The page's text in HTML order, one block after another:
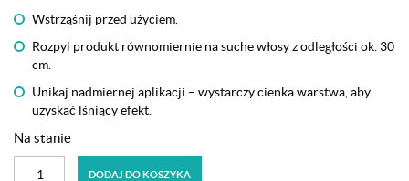
Wstrząśnij przed użyciem.
Rozpyl produkt równomiernie na suche włosy z odległości ok. 30
cm.
Unikaj nadmiernej aplikacji – wystarczy cienka warstwa, aby
uzyskać lśniący efekt.
Na stanie
DODAJ DO KOSZYKA